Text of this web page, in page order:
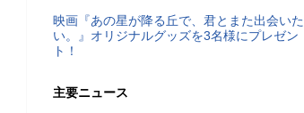
映画『あの星が降る丘で、君とまた出会いた
い。』オリジナルグッズを3名様にプレゼン
ト！
主要ニュース